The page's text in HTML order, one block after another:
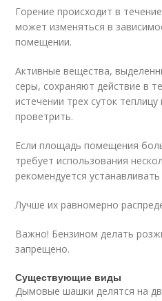
Горение происходит в
может изменяться в
помещении.
Активные вещества,
серы, сохраняют действие в
истечении трех суток
проветрить.
Если площадь помещения
требует использования
рекомендуется
Лучше их равномерно
Важно! Бензином делать
запрещено.
Существующие виды
Дымовые шашки делятся на